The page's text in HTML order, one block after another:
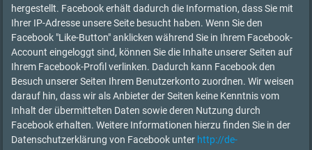
hergestellt. Facebook erhält dadurch die Information, dass Sie mit
Ihrer IP-Adresse unsere Seite besucht haben. Wenn Sie den
Facebook "Like-Button" anklicken während Sie in Ihrem Facebook-
Account eingeloggt sind, können Sie die Inhalte unserer Seiten auf
Ihrem Facebook-Profil verlinken. Dadurch kann Facebook den
Besuch unserer Seiten Ihrem Benutzerkonto zuordnen. Wir weisen
darauf hin, dass wir als Anbieter der Seiten keine Kenntnis vom
Inhalt der übermittelten Daten sowie deren Nutzung durch
Facebook erhalten. Weitere Informationen hierzu finden Sie in der
Datenschutzerklärung von Facebook unter http://de-